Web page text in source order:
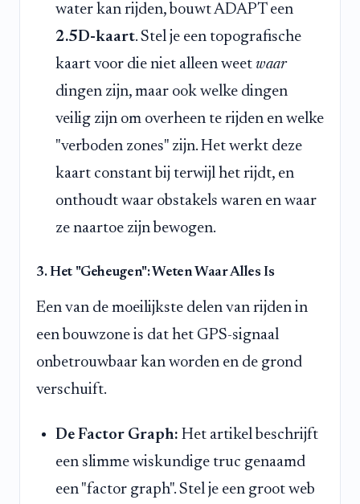
water kan rijden, bouwt ADAPT een
2.5D-kaart. Stel je een topografische
kaart voor die niet alleen weet waar
dingen zijn, maar ook welke dingen
veilig zijn om overheen te rijden en welke
"verboden zones" zijn. Het werkt deze
kaart constant bij terwijl het rijdt, en
onthoudt waar obstakels waren en waar
ze naartoe zijn bewogen.
3. Het "Geheugen": Weten Waar Alles Is
Een van de moeilijkste delen van rijden in
een bouwzone is dat het GPS-signaal
onbetrouwbaar kan worden en de grond
verschuift.
De Factor Graph: Het artikel beschrijft
een slimme wiskundige truc genaamd
een "factor graph". Stel je een groot web